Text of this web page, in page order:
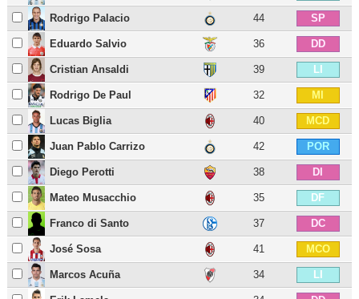
Rodrigo Palacio 44 SP
Eduardo Salvio 36 DD
Cristian Ansaldi 39 LI
Rodrigo De Paul 32 MI
Lucas Biglia 40 MCD
Juan Pablo Carrizo 42 POR
Diego Perotti 38 DI
Mateo Musacchio 35 DF
Franco di Santo 37 DC
José Sosa 41 MCO
Marcos Acuña 34 LI